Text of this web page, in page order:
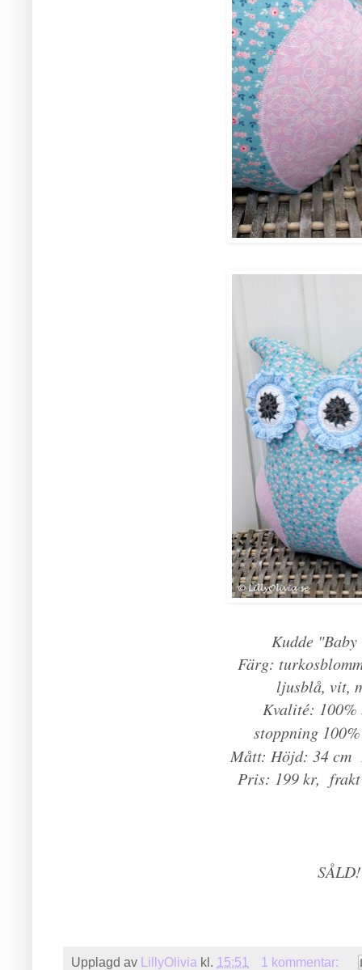
Kudde
Färg:
ljusblå, vit,
Kvalité:
stoppning
Mått: Höjd: 34 cm
Pris: 199 kr,
SÅLD!
Upplagd av LillyOlivia kl. 15:51
1 kommentar: